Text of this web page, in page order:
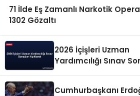
71 İlde Eş Zamanlı Narkotik
1302 Gözaltı
2026 İçişleri Uzman
Yardımcılığı Sınav
Cumhurbaşkanı